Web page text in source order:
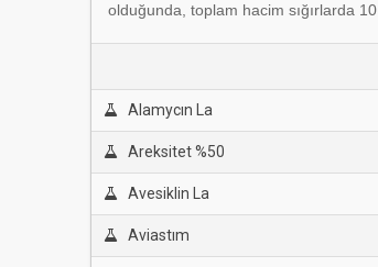
olduğunda, toplam hacim sığırlarda
Alamycın La
Areksitet %50
Avesiklin La
Aviastım